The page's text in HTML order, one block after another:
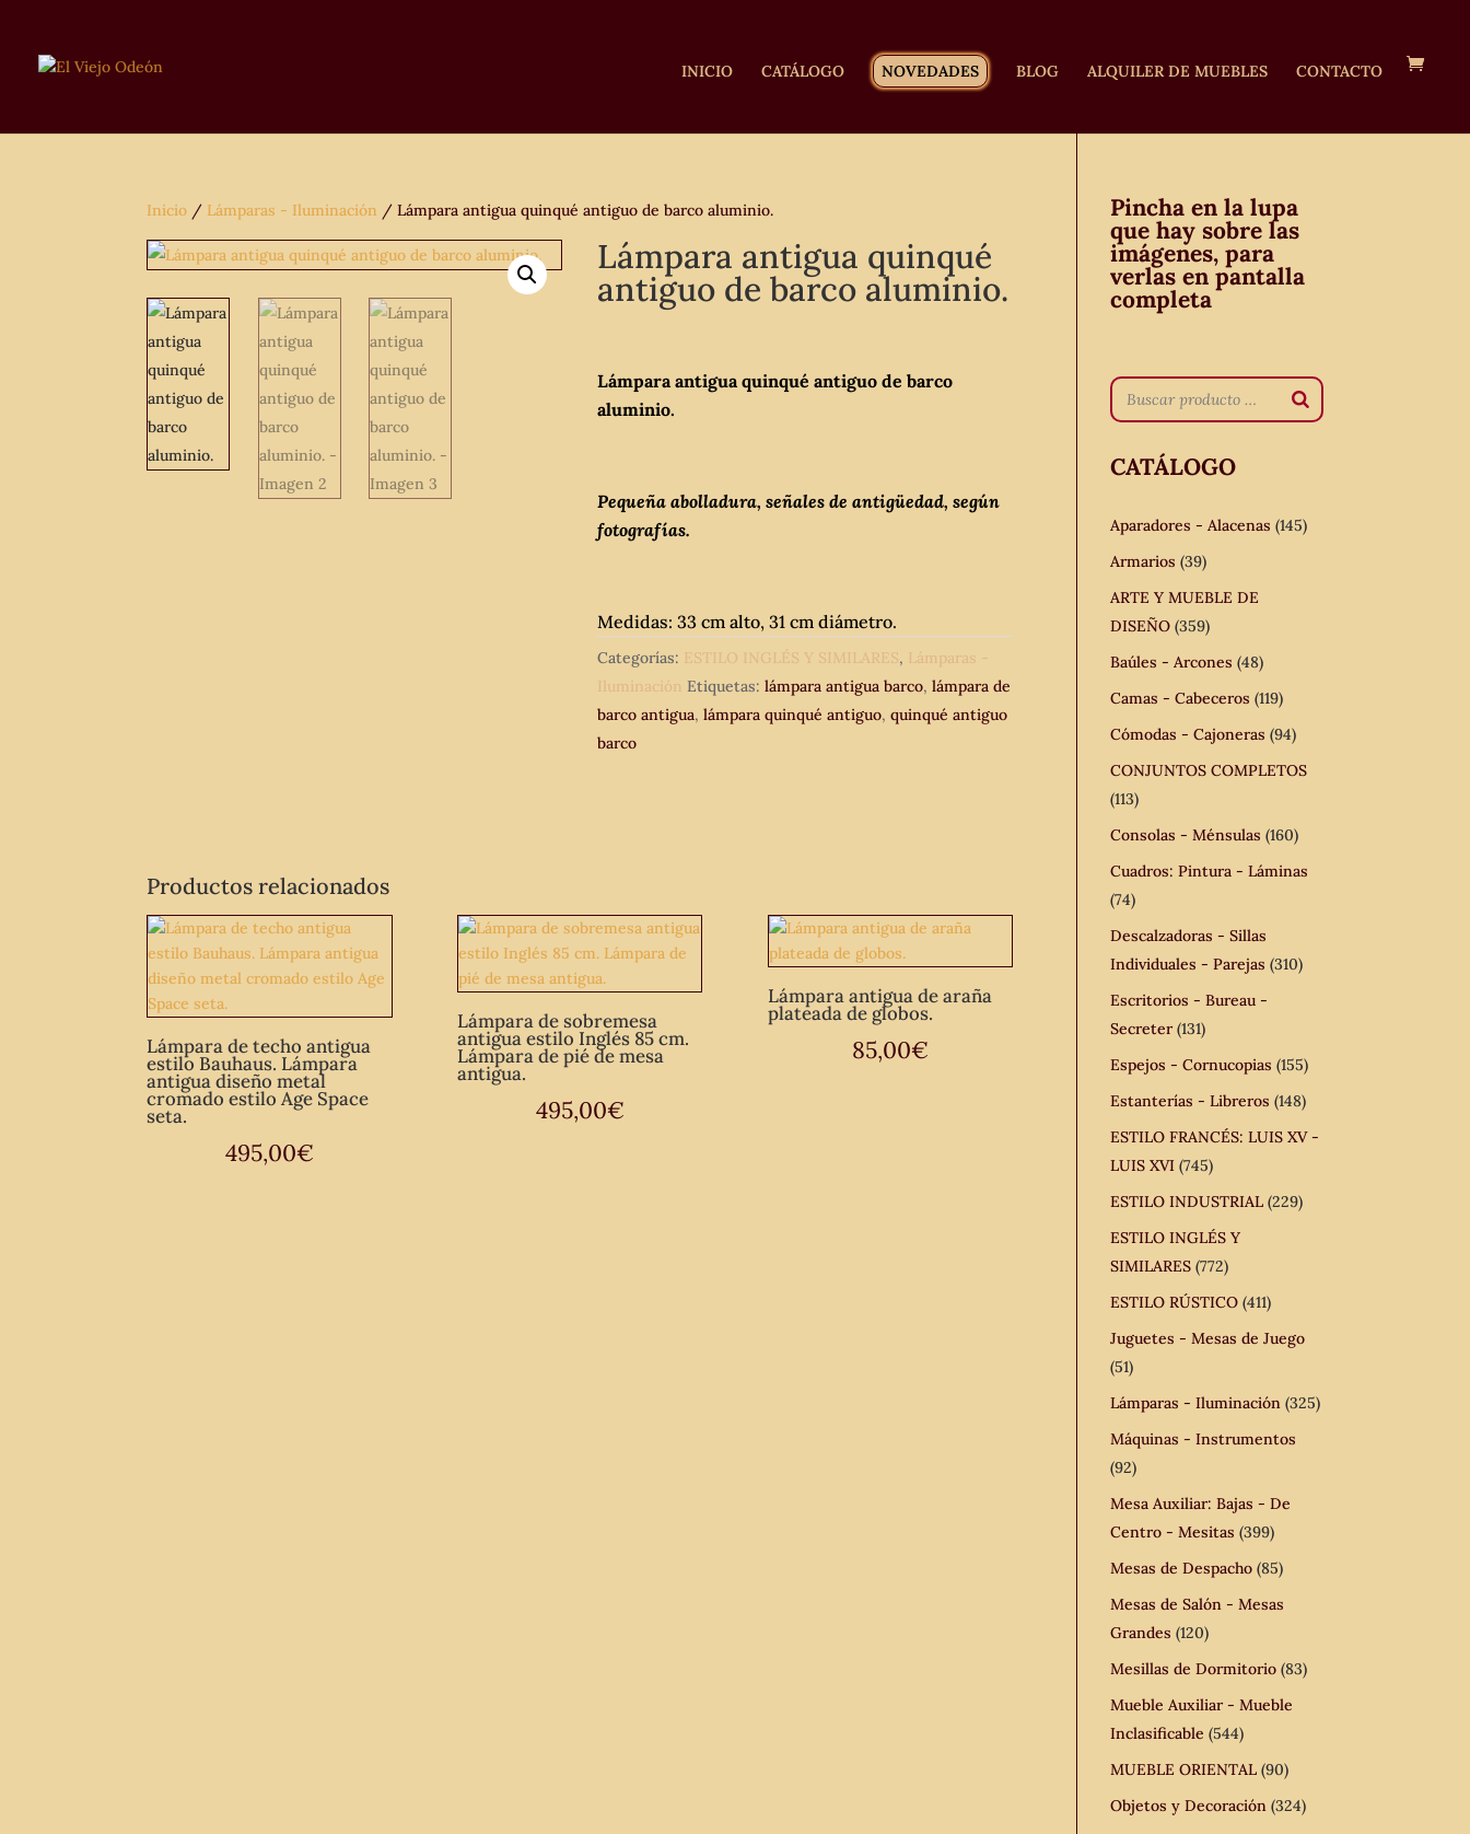
INICIO CATÁLOGO NOVEDADES BLOG ALQUILER DE MUEBLES CONTACTO
Inicio / Lámparas - Iluminación / Lámpara antigua quinqué antiguo de barco aluminio.
Lámpara antigua quinqué
antiguo de barco aluminio.
Lámpara antigua quinqué antiguo de barco
aluminio.
Pequeña abolladura, señales de antigüedad, según
fotografías.
Medidas: 33 cm alto, 31 cm diámetro.
Categorías: ESTILO INGLÉS Y SIMILARES, Lámparas -
Iluminación Etiquetas:lámpara antigua barco,lámpara de
barco antigua,lámpara quinqué antiguo,quinqué antiguo
barco
Productos relacionados
Lámpara de techo antigua
estilo Bauhaus. Lámpara
antigua diseño metal
cromado estilo Age Space
seta.
495,00€
Lámpara de sobremesa
antigua estilo Inglés 85 cm.
Lámpara de pié de mesa
antigua.
495,00€
Lámpara antigua de araña
plateada de globos.
85,00€
Pincha en la lupa
que hay sobre las
imágenes, para
verlas en pantalla
completa
CATÁLOGO
Aparadores - Alacenas (145)
Armarios (39)
ARTE Y MUEBLE DE
DISEÑO (359)
Baúles - Arcones (48)
Camas - Cabeceros (119)
Cómodas - Cajoneras (94)
CONJUNTOS COMPLETOS
(113)
Consolas - Ménsulas (160)
Cuadros: Pintura - Láminas
(74)
Descalzadoras - Sillas
Individuales - Parejas (310)
Escritorios - Bureau -
Secreter (131)
Espejos - Cornucopias (155)
Estanterías - Libreros (148)
ESTILO FRANCÉS: LUIS XV -
LUIS XVI (745)
ESTILO INDUSTRIAL (229)
ESTILO INGLÉS Y
SIMILARES (772)
ESTILO RÚSTICO (411)
Juguetes - Mesas de Juego
(51)
Lámparas - Iluminación (325)
Máquinas - Instrumentos
(92)
Mesa Auxiliar: Bajas - De
Centro - Mesitas (399)
Mesas de Despacho (85)
Mesas de Salón - Mesas
Grandes (120)
Mesillas de Dormitorio (83)
Mueble Auxiliar - Mueble
Inclasificable (544)
MUEBLE ORIENTAL (90)
Objetos y Decoración (324)